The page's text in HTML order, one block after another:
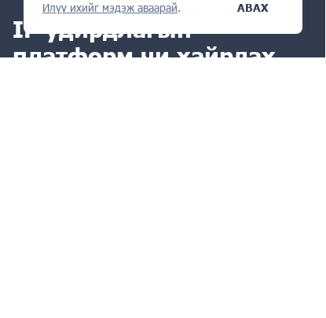
Илүү ихийг мэдэж аваарай.
АВАХ
IP удирдлагын
платформчи хайрлах